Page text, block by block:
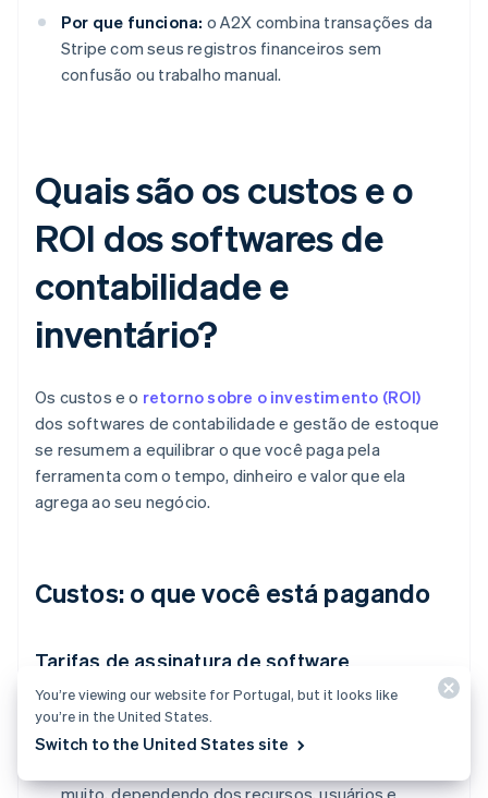
Por que funciona: o A2X combina transações da
Stripe com seus registros financeiros sem
confusão ou trabalho manual.
Quais são os custos e o
ROI dos softwares de
contabilidade e
inventário?
Os custos e o retorno sobre o investimento (ROI)
dos softwares de contabilidade e gestão de estoque
se resumem a equilibrar o que você paga pela
ferramenta com o tempo, dinheiro e valor que ela
agrega ao seu negócio.
Custos: o que você está pagando
Tarifas de assinatura de software
A maioria das ferramentas cobra uma tarifa mensal
ou anual.
You’re viewing our website for Portugal, but it looks like
you’re in the United States.
Switch to the United States site